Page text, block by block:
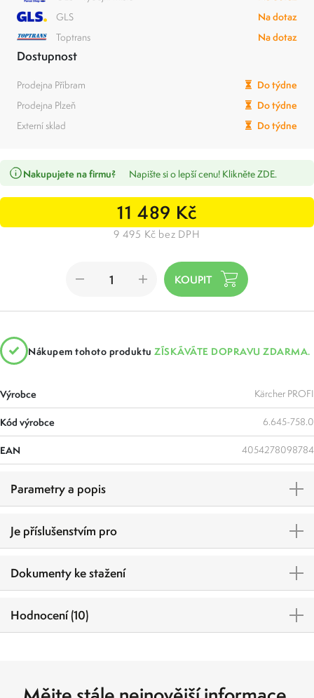
GLS
Na dotaz
Toptrans
Na dotaz
Dostupnost
Prodejna Příbram
Do týdne
Prodejna Plzeň
Do týdne
Externí sklad
Do týdne
Nakupujete na firmu? Napište si o lepší cenu! Klikněte ZDE.
11 489 Kč
9 495 Kč bez DPH
Nákupem tohoto produktu ZÍSKÁVÁTE DOPRAVU ZDARMA.
Výrobce Kärcher PROFI
Kód výrobce 6.645-758.0
EAN 4054278098784
Parametry a popis
Je příslušenstvím pro
Dokumenty ke stažení
Hodnocení (10)